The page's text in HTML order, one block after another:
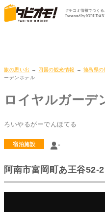
旅の思い出 → 四国の観光情報 → 徳島県の
ーデンホテル
ロイヤルガーデ
ろいやるがーでんほてる
宿泊施設 -
阿南市富岡町あ王谷52-